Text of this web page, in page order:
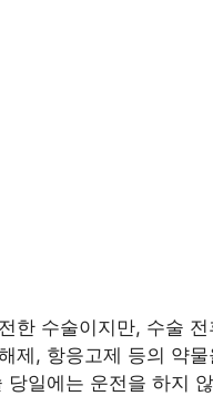
한 수술이지만, 수술
제, 항응고제 등의 약
당일에는 운전을 하지